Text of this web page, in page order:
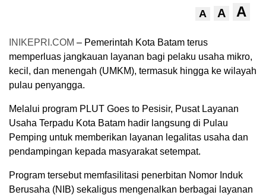
A A A
INIKEPRI.COM – Pemerintah Kota Batam terus
memperluas jangkauan layanan bagi pelaku usaha mikro,
kecil, dan menengah (UMKM), termasuk hingga ke wilayah
pulau penyangga.
Melalui program PLUT Goes to Pesisir, Pusat Layanan
Usaha Terpadu Kota Batam hadir langsung di Pulau
Pemping untuk memberikan layanan legalitas usaha dan
pendampingan kepada masyarakat setempat.
Program tersebut memfasilitasi penerbitan Nomor Induk
Berusaha (NIB) sekaligus mengenalkan berbagai layanan